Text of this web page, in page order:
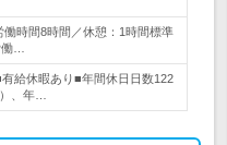
時間8時間／休憩：1時間標準
…
給休暇あり■年間休日日数122
、年…